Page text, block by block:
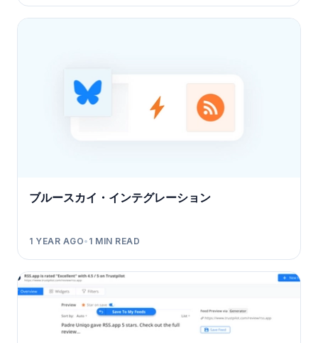
ブルースカイ・インテグレーション
1 YEAR AGO• 1 MIN READ